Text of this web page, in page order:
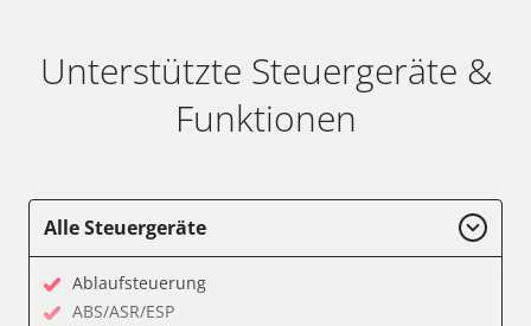
Unterstützte Steuergeräte &
Funktionen
Alle Steuergeräte
Ablaufsteuerung
ABS/ASR/ESP